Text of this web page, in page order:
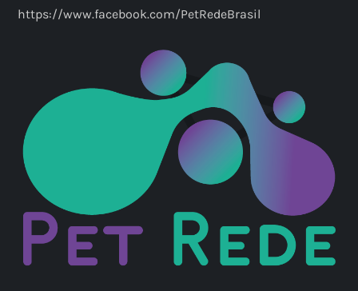
https://www.facebook.com/PetRedeBrasil